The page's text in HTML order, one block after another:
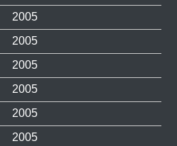
2005
2005
2005
2005
2005
2005